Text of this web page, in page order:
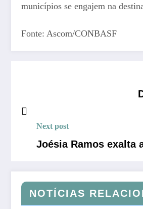
municípios se engajem na
Fonte: Ascom/CONBASF
Next post
Joésia Ramos exalta
NOTÍCIAS